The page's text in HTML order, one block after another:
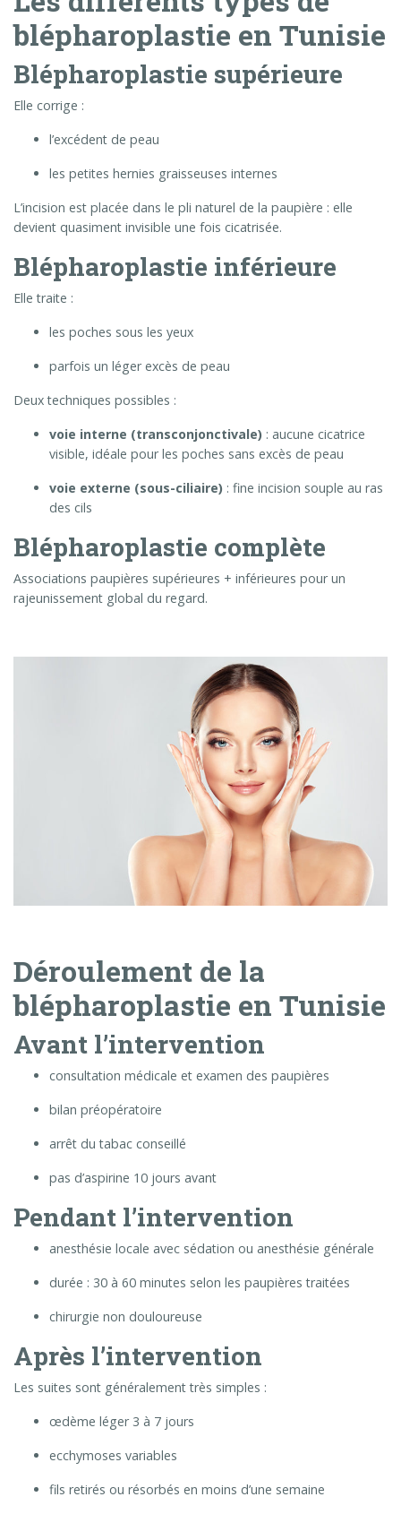
blépharoplastie en Tunisie
Blépharoplastie supérieure
Elle corrige :
l’excédent de peau
les petites hernies graisseuses internes
L’incision est placée dans le pli naturel de la paupière : elle
devient quasiment invisible une fois cicatrisée.
Blépharoplastie inférieure
Elle traite :
les poches sous les yeux
parfois un léger excès de peau
Deux techniques possibles :
voie interne (transconjonctivale) : aucune cicatrice
visible, idéale pour les poches sans excès de peau
voie externe (sous-ciliaire) : fine incision souple au ras
des cils
Blépharoplastie complète
Associations paupières supérieures + inférieures pour un
rajeunissement global du regard.
Déroulement de la
blépharoplastie en Tunisie
Avant l’intervention
consultation médicale et examen des paupières
bilan préopératoire
arrêt du tabac conseillé
pas d’aspirine 10 jours avant
Pendant l’intervention
anesthésie locale avec sédation ou anesthésie générale
durée : 30 à 60 minutes selon les paupières traitées
chirurgie non douloureuse
Après l’intervention
Les suites sont généralement très simples :
œdème léger 3 à 7 jours
ecchymoses variables
fils retirés ou résorbés en moins d’une semaine